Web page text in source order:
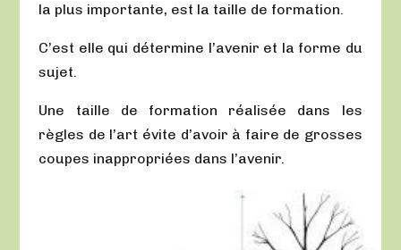
la plus importante, est la taille de formation.
C’est elle qui détermine l’avenir et la forme du
sujet.
Une taille de formation réalisée dans les
règles de l’art évite d’avoir à faire de grosses
coupes inappropriées dans l’avenir.